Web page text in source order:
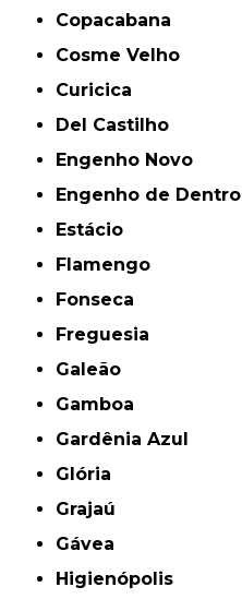
Copacabana
Cosme Velho
Curicica
Del Castilho
Engenho Novo
Engenho de Dentro
Estácio
Flamengo
Fonseca
Freguesia
Galeão
Gamboa
Gardênia Azul
Glória
Grajaú
Gávea
Higienópolis